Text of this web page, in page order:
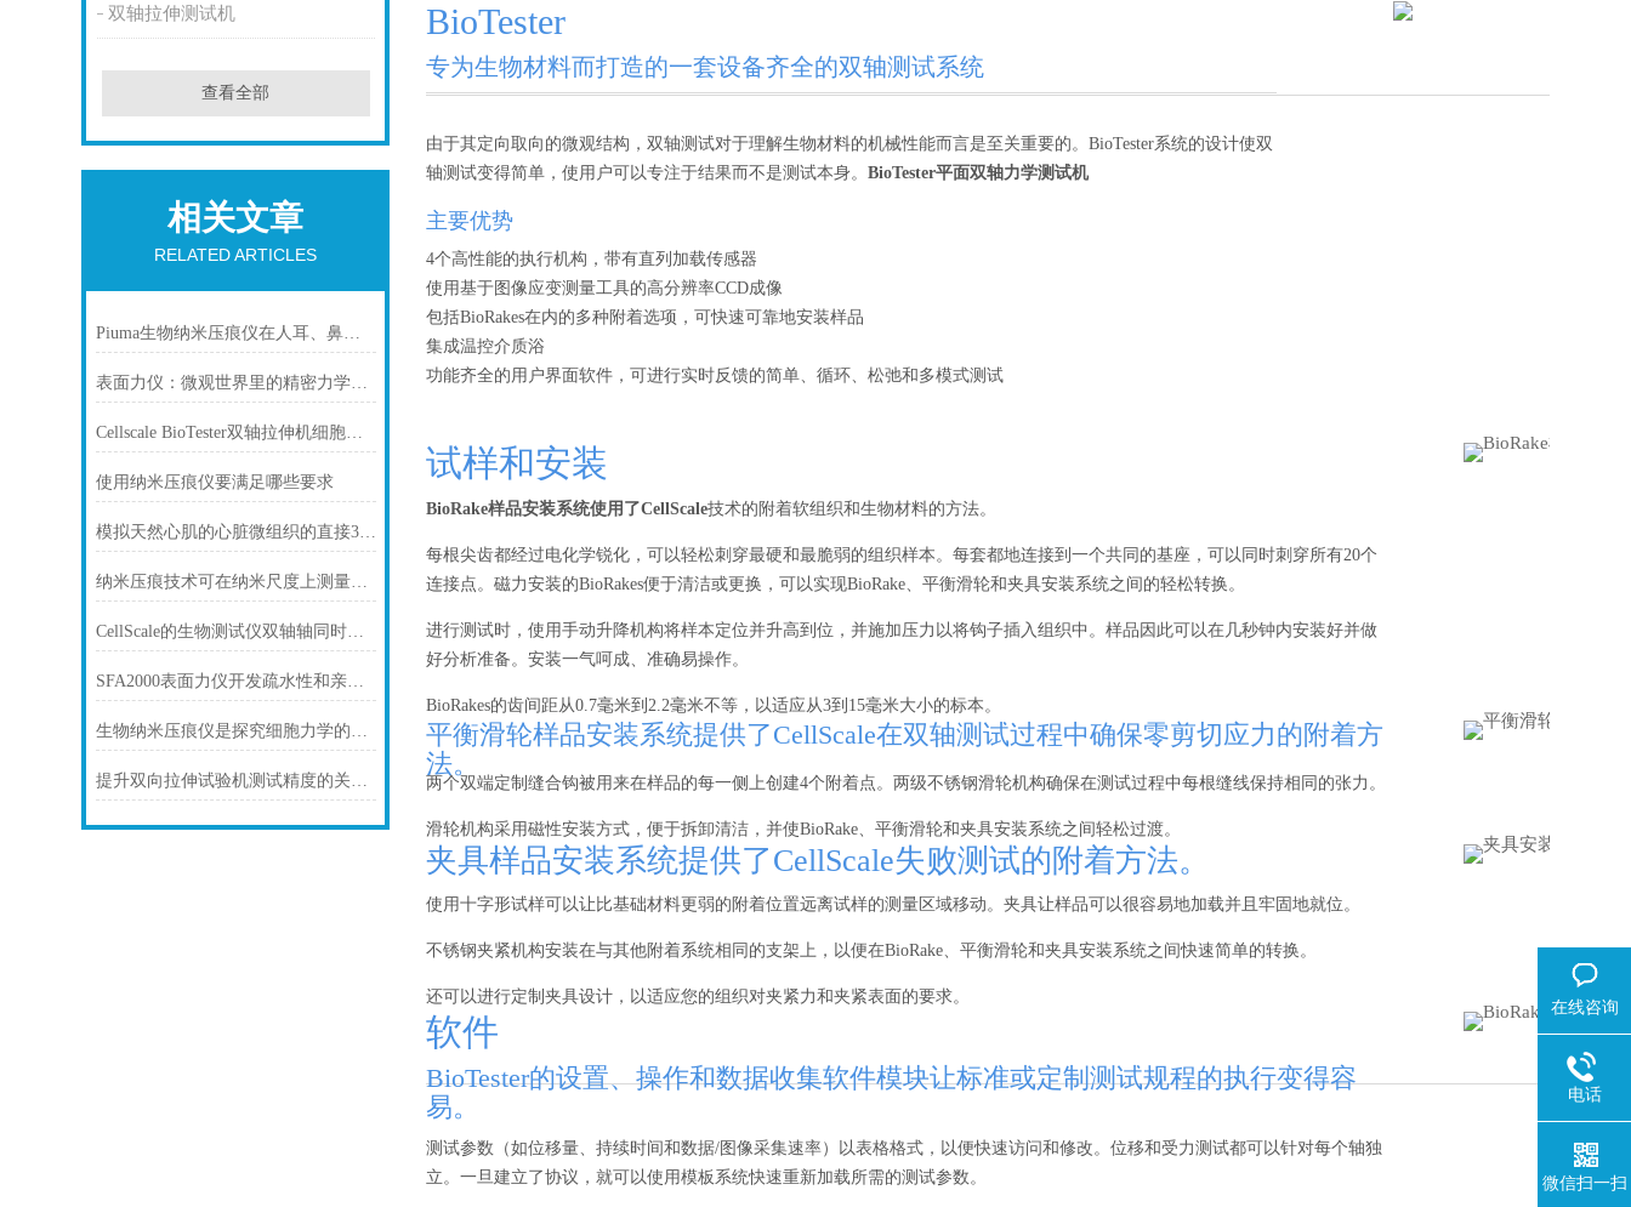
双轴拉伸测试机
查看全部
相关文章
RELATED ARTICLES
Piuma生物纳米压痕仪在人耳、鼻翼和鼻中隔软骨的结构和机械比较
表面力仪：微观世界里的精密力学探针
Cellscale BioTester双轴拉伸机细胞化组织缩回
使用纳米压痕仪要满足哪些要求
模拟天然心肌的心脏微组织的直接3D生物打印
纳米压痕技术可在纳米尺度上测量材料的各种力学性质
CellScale的生物测试仪双轴轴同时延伸测试仪
SFA2000表面力仪开发疏水性和亲水性相互作用的一般相互作用潜力
生物纳米压痕仪是探究细胞力学的神器
提升双向拉伸试验机测试精度的关键技术与方法
BioTester
专为生物材料而打造的一套设备齐全的双轴测试系统
由于其定向取向的微观结构，双轴测试对于理解生物材料的机械性能而言是至关重要的。BioTester系统的设计使双
轴测试变得简单，使用户可以专注于结果而不是测试本身。BioTester平面双轴力学测试机
主要优势
4个高性能的执行机构，带有直列加载传感器
使用基于图像应变测量工具的高分辨率CCD成像
包括BioRakes在内的多种附着选项，可快速可靠地安装样品
集成温控介质浴
功能齐全的用户界面软件，可进行实时反馈的简单、循环、松弛和多模式测试
试样和安装
BioRake样品安装系统使用了CellScale技术的附着软组织和生物材料的方法。
每根尖齿都经过电化学锐化，可以轻松刺穿最硬和最脆弱的组织样本。每套都地连接到一个共同的基座，可以同时刺穿所有20个
连接点。磁力安装的BioRakes便于清洁或更换，可以实现BioRake、平衡滑轮和夹具安装系统之间的轻松转换。
进行测试时，使用手动升降机构将样本定位并升高到位，并施加压力以将钩子插入组织中。样品因此可以在几秒钟内安装好并做
好分析准备。安装一气呵成、准确易操作。
BioRakes的齿间距从0.7毫米到2.2毫米不等，以适应从3到15毫米大小的标本。
平衡滑轮样品安装系统提供了CellScale在双轴测试过程中确保零剪切应力的附着方
法。
两个双端定制缝合钩被用来在样品的每一侧上创建4个附着点。两级不锈钢滑轮机构确保在测试过程中每根缝线保持相同的张力。
滑轮机构采用磁性安装方式，便于拆卸清洁，并使BioRake、平衡滑轮和夹具安装系统之间轻松过渡。
夹具样品安装系统提供了CellScale失败测试的附着方法。
使用十字形试样可以让比基础材料更弱的附着位置远离试样的测量区域移动。夹具让样品可以很容易地加载并且牢固地就位。
不锈钢夹紧机构安装在与其他附着系统相同的支架上，以便在BioRake、平衡滑轮和夹具安装系统之间快速简单的转换。
还可以进行定制夹具设计，以适应您的组织对夹紧力和夹紧表面的要求。
软件
BioTester的设置、操作和数据收集软件模块让标准或定制测试规程的执行变得容
易。
测试参数（如位移量、持续时间和数据/图像采集速率）以表格格式，以便快速访问和修改。位移和受力测试都可以针对每个轴独
立。一旦建立了协议，就可以使用模板系统快速重新加载所需的测试参数。
在线咨询
电话
微信扫一扫